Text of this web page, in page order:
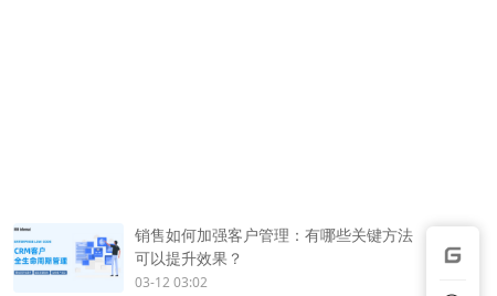
销售如何加强客户管理：有哪些关键方法
可以提升效果？
03-12 03:02